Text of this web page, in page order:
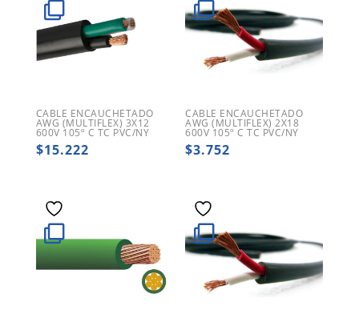
CABLE ENCAUCHETADO
AWG (MULTIFLEX) 3X12
600V 105º C TC PVC/NY
$15.222
CABLE ENCAUCHETADO
AWG (MULTIFLEX) 2X18
600V 105º C TC PVC/NY
$3.752